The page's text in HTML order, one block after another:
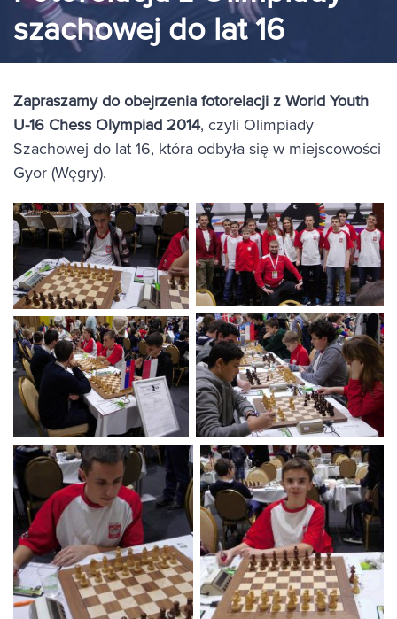
szachowej do lat 16
Zapraszamy do obejrzenia fotorelacji z World Youth
U-16 Chess Olympiad 2014, czyli Olimpiady
Szachowej do lat 16, która odbyła się w miejscowości
Gyor (Węgry).